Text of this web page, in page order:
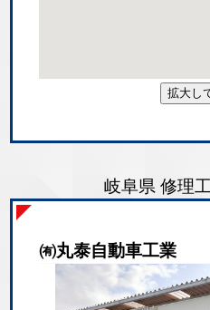
拡大し
岐阜県 修理
㈲丸泰自動車工業